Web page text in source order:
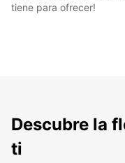
tiene para ofrecer!
Descubre la
ti